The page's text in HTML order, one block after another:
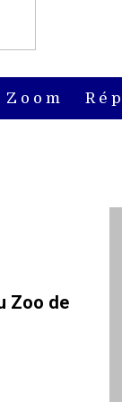
Zoom
Zoo de